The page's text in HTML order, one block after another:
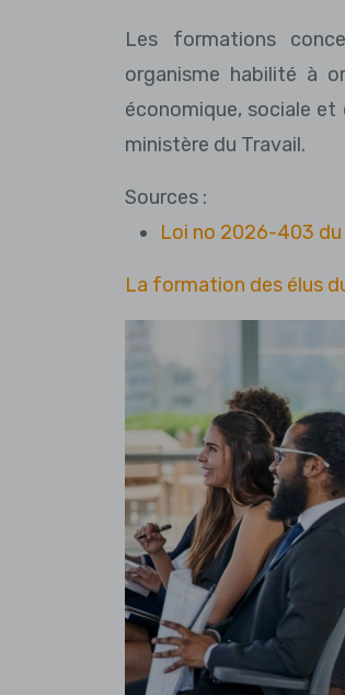
Les formations
organisme habilité à
économique, sociale
ministère du Travail.
Sources :
Loi no 2026-403
La formation des élus